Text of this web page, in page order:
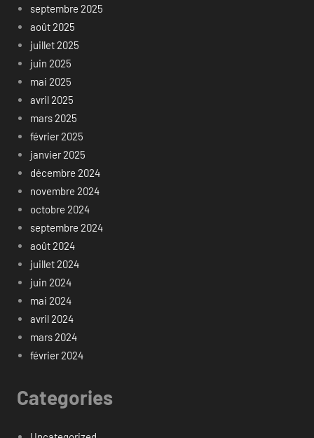
septembre 2025
août 2025
juillet 2025
juin 2025
mai 2025
avril 2025
mars 2025
février 2025
janvier 2025
décembre 2024
novembre 2024
octobre 2024
septembre 2024
août 2024
juillet 2024
juin 2024
mai 2024
avril 2024
mars 2024
février 2024
Categories